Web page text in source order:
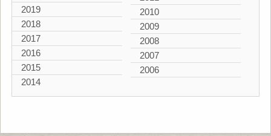
2019
2018
2017
2016
2015
2014
2010
2009
2008
2007
2006